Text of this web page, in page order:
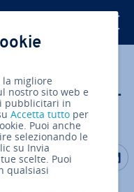
i tuoi di­spo­
Condividi
migliore
nostro sito web e
pubblicitari in
Accetta tutto per
Puoi anche
selezionando le
su Invia
scelte. Puoi
qualsiasi